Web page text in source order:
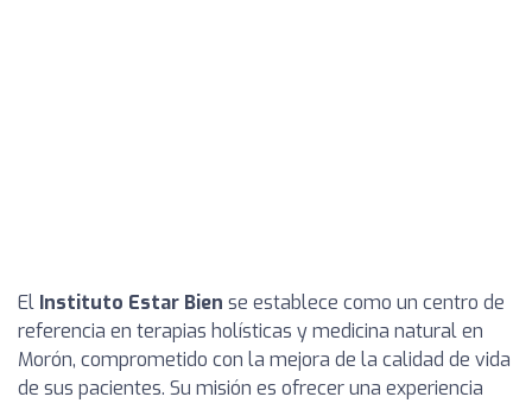
El Instituto Estar Bien se establece como un centro de
referencia en terapias holísticas y medicina natural en
Morón, comprometido con la mejora de la calidad de vida
de sus pacientes. Su misión es ofrecer una experiencia